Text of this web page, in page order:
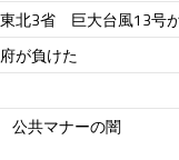
北3省 巨大台風13号
が負けた
公共マナーの闇